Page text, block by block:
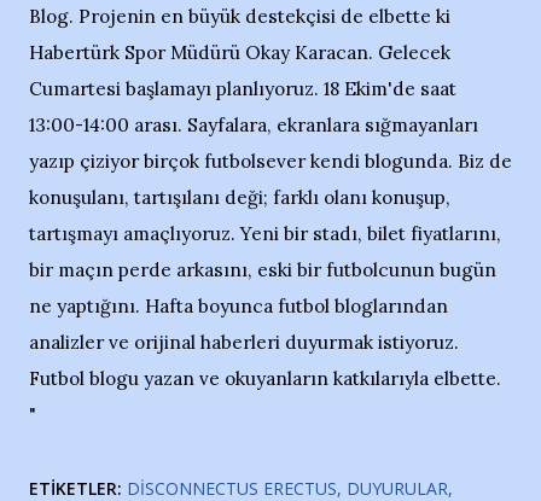
Blog. Projenin en büyük destekçisi de elbette ki
Habertürk Spor Müdürü Okay Karacan. Gelecek
Cumartesi başlamayı planlıyoruz. 18 Ekim'de saat
13:00-14:00 arası. Sayfalara, ekranlara sığmayanları
yazıp çiziyor birçok futbolsever kendi blogunda. Biz de
konuşulanı, tartışılanı deği; farklı olanı konuşup,
tartışmayı amaçlıyoruz. Yeni bir stadı, bilet fiyatlarını,
bir maçın perde arkasını, eski bir futbolcunun bugün
ne yaptığını. Hafta boyunca futbol bloglarından
analizler ve orijinal haberleri duyurmak istiyoruz.
Futbol blogu yazan ve okuyanların katkılarıyla elbette.
"
ETIKETLER: DISCONNECTUS ERECTUS DUYURULAR